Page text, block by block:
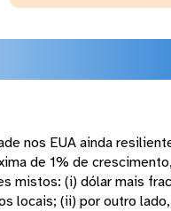
nos EUA ainda
de 1% de
mistos: (i) dólar mais
locais; (ii) por outro